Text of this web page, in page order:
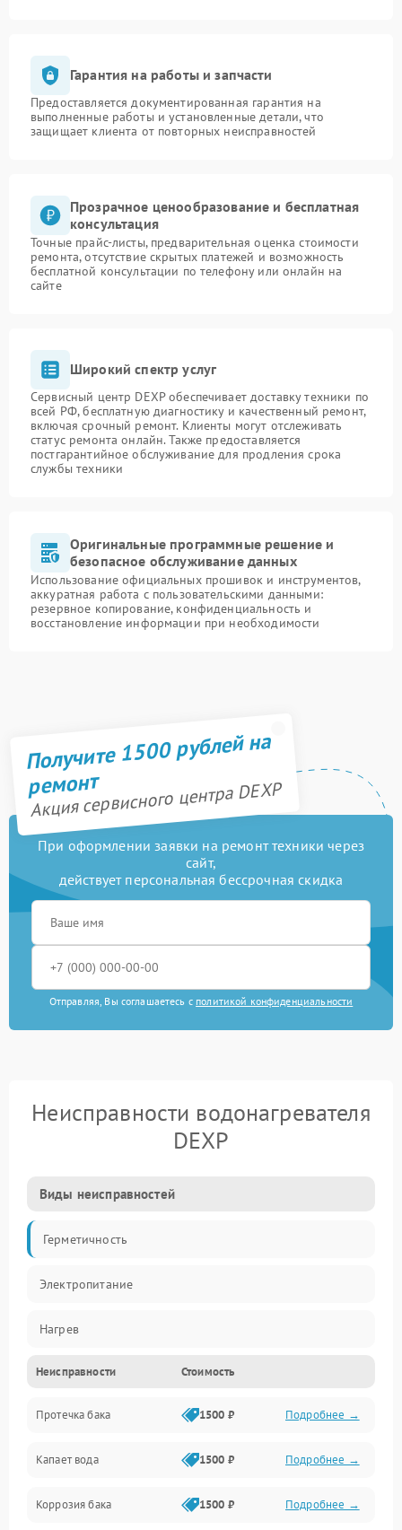
Гарантия на работы и запчасти
Предоставляется документированная гарантия на
выполненные работы и установленные детали, что
защищает клиента от повторных неисправностей
Прозрачное ценообразование и бесплатная
консультация
Точные прайс-листы, предварительная оценка стоимости
ремонта, отсутствие скрытых платежей и возможность
бесплатной консультации по телефону или онлайн на
сайте
Широкий спектр услуг
Сервисный центр DEXP обеспечивает доставку техники по
всей РФ, бесплатную диагностику и качественный ремонт,
включая срочный ремонт. Клиенты могут отслеживать
статус ремонта онлайн. Также предоставляется
постгарантийное обслуживание для продления срока
службы техники
Оригинальные программные решение и
безопасное обслуживание данных
Использование официальных прошивок и инструментов,
аккуратная работа с пользовательскими данными:
резервное копирование, конфиденциальность и
восстановление информации при необходимости
Получите 1500 рублей на
ремонт
Акция сервисного центра DEXP
При оформлении заявки на ремонт техники через
сайт,
действует персональная бессрочная скидка
Отправляя, Вы соглашаетесь с политикой конфиденциальности
Неисправности водонагревателя
DEXP
Виды неисправностей
Герметичность
Электропитание
Нагрев
Датчики
Механика
Неисправности Стоимость
Протечка бака 1500 ₽ Подробнее →
Капает вода 1500 ₽ Подробнее →
Коррозия бака 1500 ₽ Подробнее →